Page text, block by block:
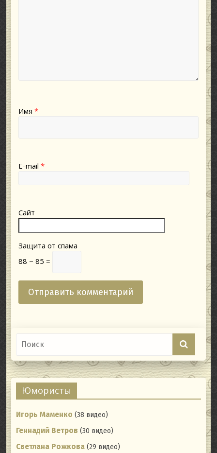
Имя*
E-mail*
Сайт
Защита от спама
88 − 85 =
Юмористы
Игорь Маменко (38 видео)
Геннадий Ветров (30 видео)
Светлана Рожкова (29 видео)